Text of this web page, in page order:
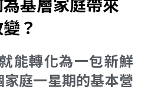
？
能轉化為一包新鮮
庭一星期的基本營